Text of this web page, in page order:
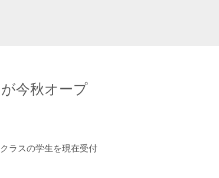
今秋オープ
ラスの学生を現在受付